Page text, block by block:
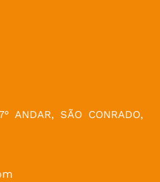
ANDAR, SÃO CONRADO,